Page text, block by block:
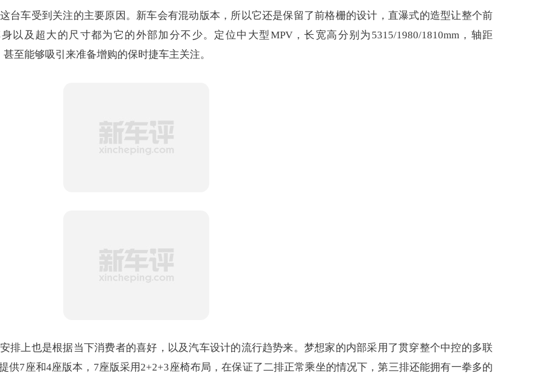
台车受到关注的主要原因。新车会有混动版本，所以它还是保留了前格栅的设计，直瀑式的造型让整个前
以及超大的尺寸都为它的外部加分不少。定位中大型MPV，长宽高分别为5315/1980/1810mm，轴距
至能够吸引来准备增购的保时捷车主关注。
排上也是根据当下消费者的喜好，以及汽车设计的流行趋势来。梦想家的内部采用了贯穿整个中控的多联
供7座和4座版本，7座版采用2+2+3座椅布局，在保证了二排正常乘坐的情况下，第三排还能拥有一拳多的